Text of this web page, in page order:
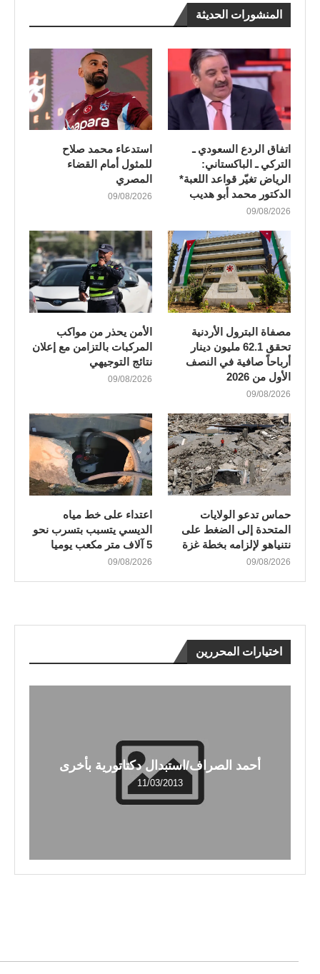
المنشورات الحديثة
اتفاق الردع السعودي ـ
التركي ـ الباكستاني:
الرياض تغيّر قواعد اللعبة*
الدكتور محمد أبو هديب
09/08/2026
استدعاء محمد صلاح
للمثول أمام القضاء
المصري
09/08/2026
مصفاة البترول الأردنية
تحقق 62.1 مليون دينار
أرباحاً صافية في النصف
الأول من 2026
09/08/2026
الأمن يحذر من مواكب
المركبات بالتزامن مع إعلان
نتائج التوجيهي
09/08/2026
حماس تدعو الولايات
المتحدة إلى الضغط على
نتنياهو لإلزامه بخطة غزة
09/08/2026
اعتداء على خط مياه
الديسي يتسبب بتسرب نحو
5 آلاف متر مكعب يوميا
09/08/2026
اختيارات المحررين
أحمد الصراف/استبدال دكتاتورية بأخرى
11/03/2013